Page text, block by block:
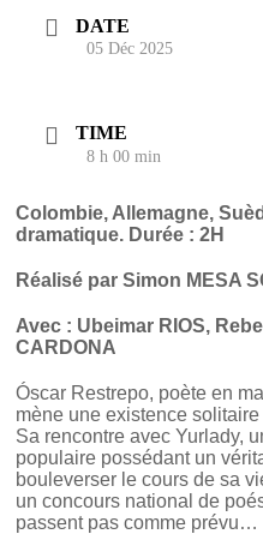
DATE
05 Déc 2025
TIME
8 h 00 min
Colombie, Allemagne,
dramatique. Durée : 2H
Réalisé par Simon MESA
Avec : Ubeimar RIOS,
CARDONA
Óscar Restrepo, poète en
mène une existence
Sa rencontre avec Yurlady,
populaire possédant un
bouleverser le cours de sa
un concours national de
passent pas comme prévu…